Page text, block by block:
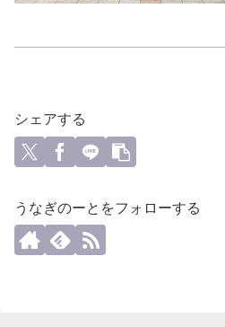
シェアする
うなぎのーとをフォローする